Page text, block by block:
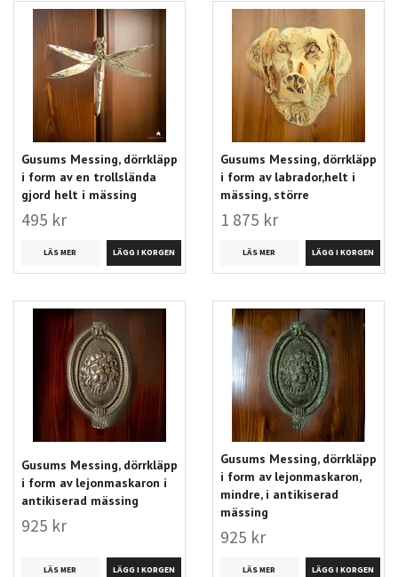
Gusums Messing, dörrkläpp
i form av en trollslända
gjord helt i mässing
495 kr
LÄS MER
Gusums Messing, dörrkläpp
i form av labrador,helt i
mässing, större
1 875 kr
LÄS MER
Gusums Messing, dörrkläpp
i form av lejonmaskaron i
antikiserad mässing
925 kr
LÄS MER
Gusums Messing, dörrkläpp
i form av lejonmaskaron,
mindre, i antikiserad
mässing
925 kr
LÄS MER